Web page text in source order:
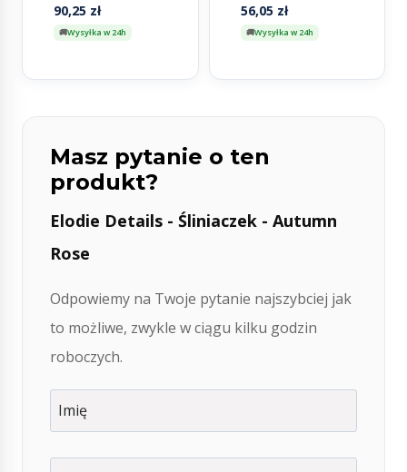
90,25 zł
Wysyłka w 24h
56,05 zł
Wysyłka w 24h
Masz pytanie o ten
produkt?
Elodie Details - Śliniaczek - Autumn
Rose
Odpowiemy na Twoje pytanie najszybciej jak
to możliwe, zwykle w ciągu kilku godzin
roboczych.